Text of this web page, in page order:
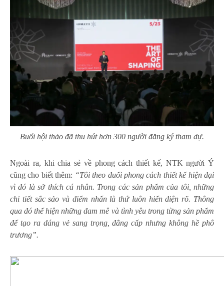
Buổi hội thảo đã thu hút hơn 300 người đăng ký tham dự.
Ngoài ra, khi chia sẻ về phong cách thiết kế, NTK người Ý
cũng cho biết thêm: “Tôi theo đuổi phong cách thiết kế hiện đại
vì đó là sở thích cá nhân. Trong các sản phẩm của tôi, những
chi tiết sắc sảo và điểm nhấn là thứ luôn hiển diện rõ. Thông
qua đó thể hiện những đam mê và tình yêu trong từng sản phẩm
để tạo ra dáng vẻ sang trọng, đẳng cấp nhưng không hề phô
trương”.